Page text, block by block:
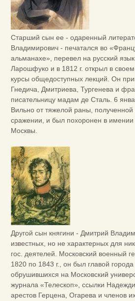
Старший сын ее - одаренный
Владимирович - печатался во
альманахе», перевел на русский
Ларошфуко и в 1812 г. открыл в
курсы общедоступных лекций. Он
Гнедича, Дмитриева, Тургенева и
писательницу мадам де Сталь. 6
Вильно от тяжелой раны,
сражении, и был похоронен в
Москвы.
Другой сын княгини - Дмитрий
известных, но не характерных для
гос. деятелей. Московский военный
1820 по 1843 г., он был главой
обрушившихся на Московский
журнала «Телескоп», ссылки
арестов Герцена, Огарева и членов